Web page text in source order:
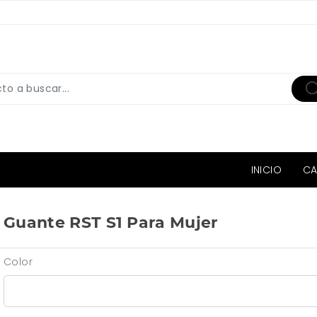
INICIO
Guante RST S1 Para Mujer
Color